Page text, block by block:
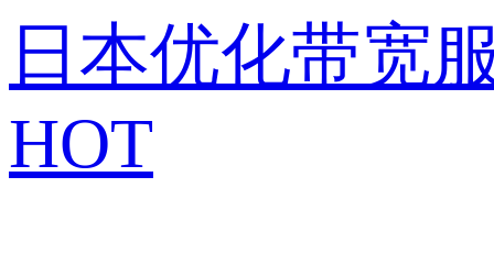
日本优化带宽
HOT